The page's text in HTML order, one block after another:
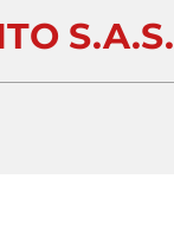
S.A.S.